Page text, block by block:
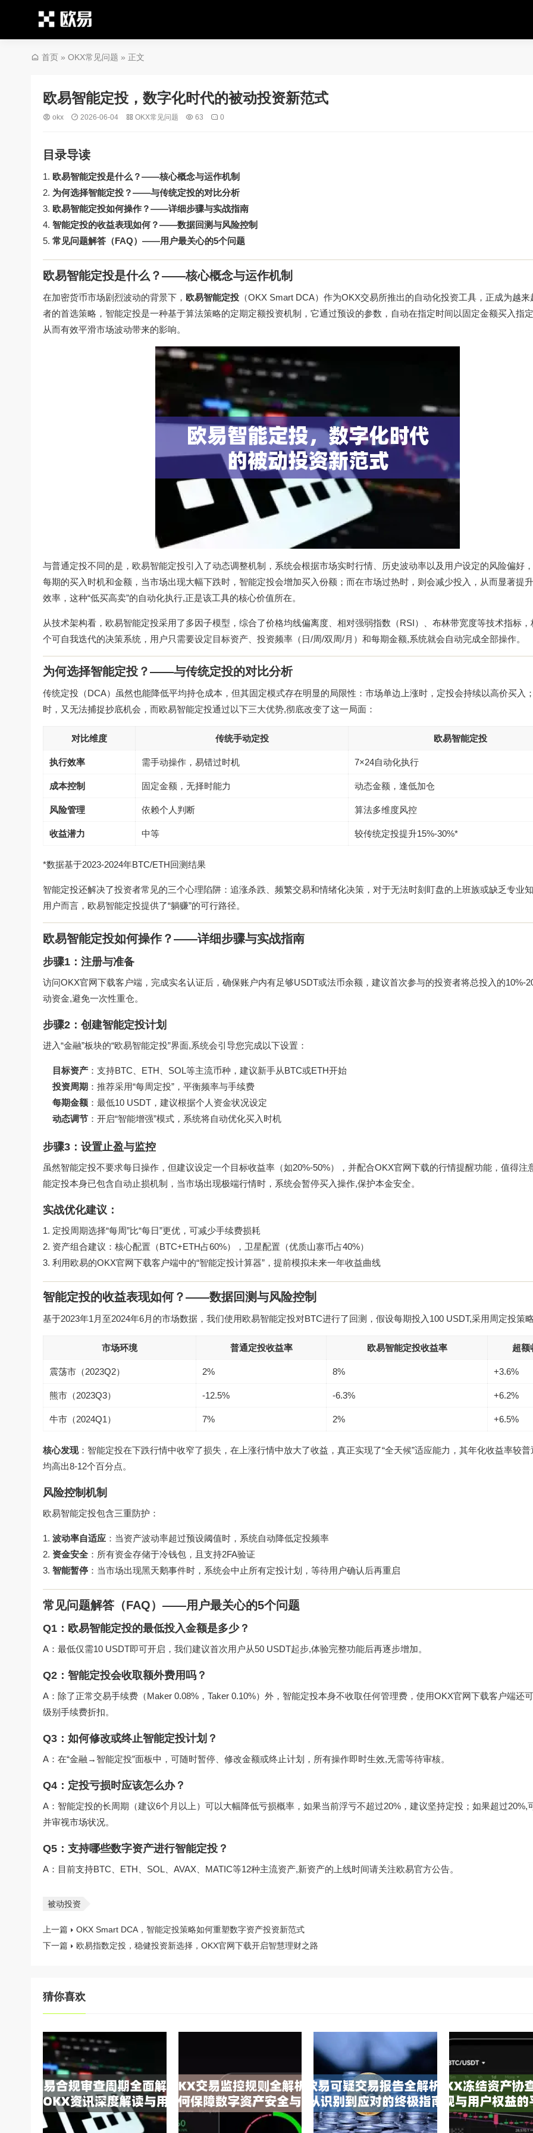
首页 » OKX常见问题 » 正文
欧易智能定投，数字化时代的被动投资新范式
okx 2026-06-04 OKX常见问题 63 0
目录导读
欧易智能定投是什么？——核心概念与运作机制
为何选择智能定投？——与传统定投的对比分析
欧易智能定投如何操作？——详细步骤与实战指南
智能定投的收益表现如何？——数据回测与风险控制
常见问题解答（FAQ）——用户最关心的5个问题
欧易智能定投是什么？——核心概念与运作机制
在加密货币市场剧烈波动的背景下， 欧易智能定投 （OKX Smart DCA）作为OKX交易所推出的自动化投资工具，正成为越来
者的首选策略，智能定投是一种基于算法策略的定期定额投资机制，它通过预设的参数，自动在指定时间以固定金额买入指
从而有效平滑市场波动带来的影响。
与普通定投不同的是，欧易智能定投引入了动态调整机制，系统会根据市场实时行情、历史波动率以及用户设定的风险偏好
每期的买入时机和金额，当市场出现大幅下跌时，智能定投会增加买入份额；而在市场过热时，则会减少投入，从而显著提
效率，这种“低买高卖”的自动化执行,正是该工具的核心价值所在。
从技术架构看，欧易智能定投采用了多因子模型，综合了价格均线偏离度、相对强弱指数（RSI）、布林带宽度等技术指标，
个可自我迭代的决策系统，用户只需要设定目标资产、投资频率（日/周/双周/月）和每期金额,系统就会自动完成全部操作。
为何选择智能定投？——与传统定投的对比分析
传统定投（DCA）虽然也能降低平均持仓成本，但其固定模式存在明显的局限性：市场单边上涨时，定投会持续以高价买入
时，又无法捕捉抄底机会，而欧易智能定投通过以下三大优势,彻底改变了这一局面：
对比维度 传统手动定投 欧易智能定投
执行效率 需手动操作，易错过时机 7×24自动化执行
成本控制 固定金额，无择时能力 动态金额，逢低加仓
风险管理 依赖个人判断 算法多维度风控
收益潜力 中等 较传统定投提升15%-30%*
*数据基于2023-2024年BTC/ETH回测结果
智能定投还解决了投资者常见的三个心理陷阱：追涨杀跌、频繁交易和情绪化决策，对于无法时刻盯盘的上班族或缺乏专业
用户而言，欧易智能定投提供了“躺赚”的可行路径。
欧易智能定投如何操作？——详细步骤与实战指南
步骤1：注册与准备
访问OKX官网下载客户端，完成实名认证后，确保账户内有足够USDT或法币余额，建议首次参与的投资者将总投入的10%-
动资金,避免一次性重仓。
步骤2：创建智能定投计划
进入“金融”板块的“欧易智能定投”界面,系统会引导您完成以下设置：
目标资产 ：支持BTC、ETH、SOL等主流币种，建议新手从BTC或ETH开始
投资周期 ：推荐采用“每周定投”，平衡频率与手续费
每期金额 ：最低10 USDT，建议根据个人资金状况设定
动态调节 ：开启“智能增强”模式，系统将自动优化买入时机
步骤3：设置止盈与监控
虽然智能定投不要求每日操作，但建议设定一个目标收益率（如20%-50%），并配合OKX官网下载的行情提醒功能，值得注
能定投本身已包含自动止损机制，当市场出现极端行情时，系统会暂停买入操作,保护本金安全。
实战优化建议：
定投周期选择“每周”比“每日”更优，可减少手续费损耗
资产组合建议：核心配置（BTC+ETH占60%），卫星配置（优质山寨币占40%）
利用欧易的OKX官网下载客户端中的“智能定投计算器”，提前模拟未来一年收益曲线
智能定投的收益表现如何？——数据回测与风险控制
基于2023年1月至2024年6月的市场数据，我们使用欧易智能定投对BTC进行了回测，假设每期投入100 USDT,采用周定投策略
市场环境 普通定投收益率 欧易智能定投收益率 超额
震荡市（2023Q2） 2% 8% +3.6%
熊市（2023Q3） -12.5% -6.3% +6.2%
牛市（2024Q1） 7% 2% +6.5%
核心发现：智能定投在下跌行情中收窄了损失，在上涨行情中放大了收益，真正实现了“全天候”适应能力，其年化收益率较
均高出8-12个百分点。
风险控制机制
欧易智能定投包含三重防护：
波动率自适应 ：当资产波动率超过预设阈值时，系统自动降低定投频率
资金安全：所有资金存储于冷钱包，且支持2FA验证
智能暂停 ：当市场出现黑天鹅事件时，系统会中止所有定投计划，等待用户确认后再重启
常见问题解答（FAQ）——用户最关心的5个问题
Q1：欧易智能定投的最低投入金额是多少？
A：最低仅需10 USDT即可开启，我们建议首次用户从50 USDT起步,体验完整功能后再逐步增加。
Q2：智能定投会收取额外费用吗？
A：除了正常交易手续费（Maker 0.08%，Taker 0.10%）外，智能定投本身不收取任何管理费，使用OKX官网下载客户端还
级别手续费折扣。
Q3：如何修改或终止智能定投计划？
A：在“金融→智能定投”面板中，可随时暂停、修改金额或终止计划，所有操作即时生效,无需等待审核。
Q4：定投亏损时应该怎么办？
A：智能定投的长周期（建议6个月以上）可以大幅降低亏损概率，如果当前浮亏不超过20%，建议坚持定投；如果超过20%,
并审视市场状况。
Q5：支持哪些数字资产进行智能定投？
A：目前支持BTC、ETH、SOL、AVAX、MATIC等12种主流资产,新资产的上线时间请关注欧易官方公告。
被动投资
上一篇
OKX Smart DCA，智能定投策略如何重塑数字资产投资新范式
下一篇
欧易指数定投，稳健投资新选择，OKX官网下载开启智慧理财之路
猜你喜欢